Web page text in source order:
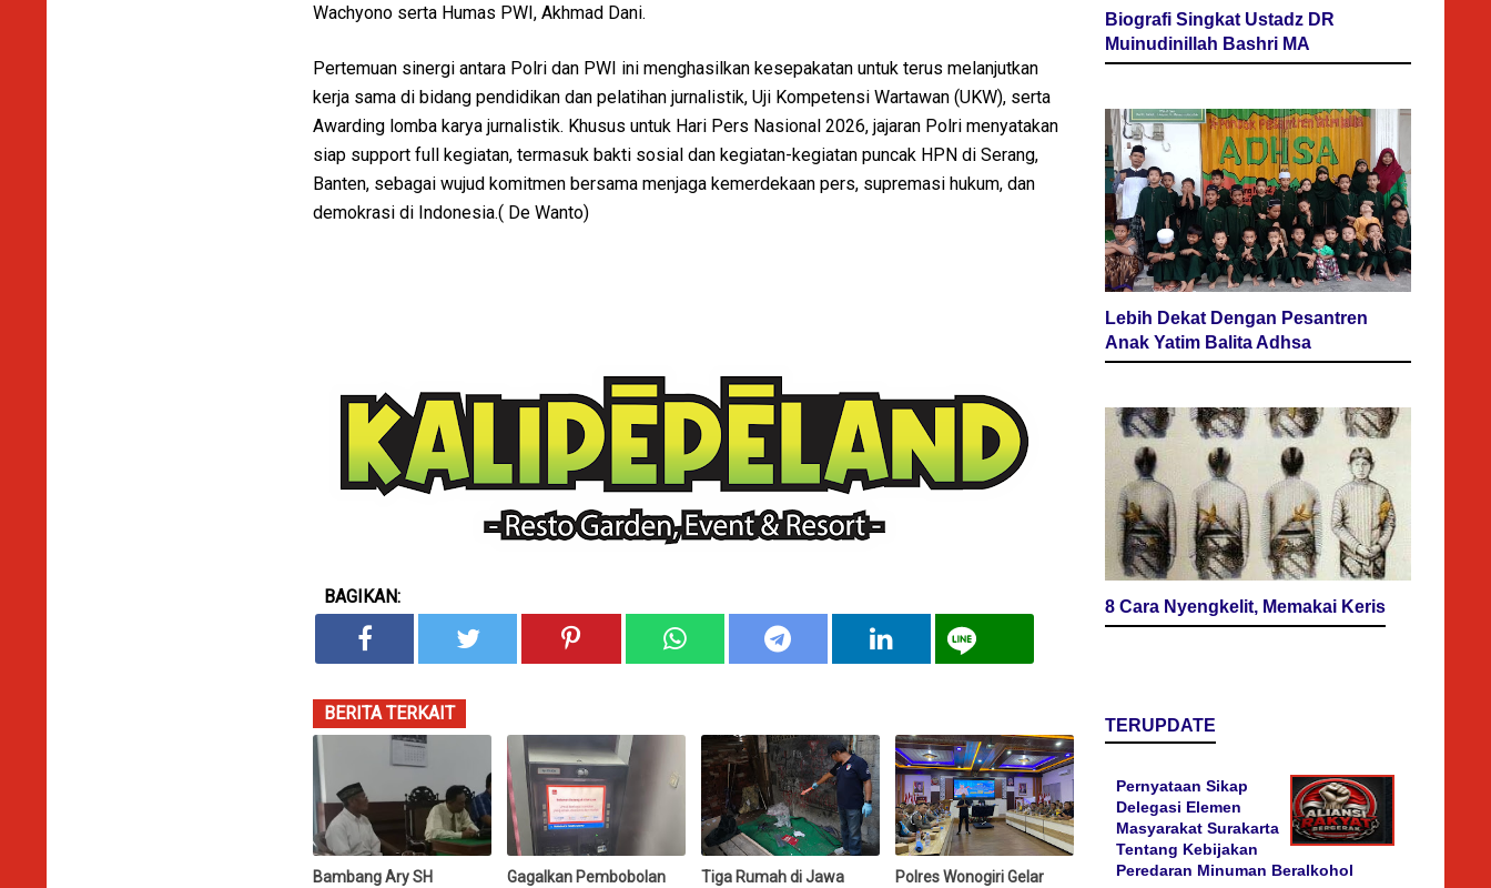
Wachyono serta Humas PWI, Akhmad Dani.
Pertemuan sinergi antara Polri dan PWI ini menghasilkan kesepakatan untuk terus melanjutkan
kerja sama di bidang pendidikan dan pelatihan jurnalistik, Uji Kompetensi Wartawan (UKW), serta
Awarding lomba karya jurnalistik. Khusus untuk Hari Pers Nasional 2026, jajaran Polri menyatakan
siap support full kegiatan, termasuk bakti sosial dan kegiatan-kegiatan puncak HPN di Serang,
Banten, sebagai wujud komitmen bersama menjaga kemerdekaan pers, supremasi hukum, dan
demokrasi di Indonesia.( De Wanto)
BAGIKAN:
BERITA TERKAIT
Bambang Ary SH Gagalkan Pembobolan Tiga Rumah di Jawa Polres Wonogiri Gelar
Biografi Singkat Ustadz DR
Muinudinillah Bashri MA
Lebih Dekat Dengan Pesantren
Anak Yatim Balita Adhsa
8 Cara Nyengkelit, Memakai Keris
TERUPDATE
Pernyataan Sikap
Delegasi Elemen
Masyarakat Surakarta
Tentang Kebijakan
Peredaran Minuman Beralkohol